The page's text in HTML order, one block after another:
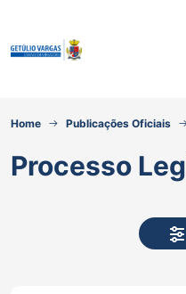
Home Publicações Oficiais
Processo